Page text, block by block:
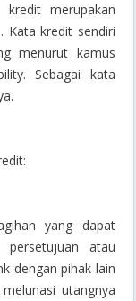
merupakan
Kata kredit sendiri
menurut kamus
Sebagai kata
yang dapat
persetujuan atau
dengan pihak lain
utangnya